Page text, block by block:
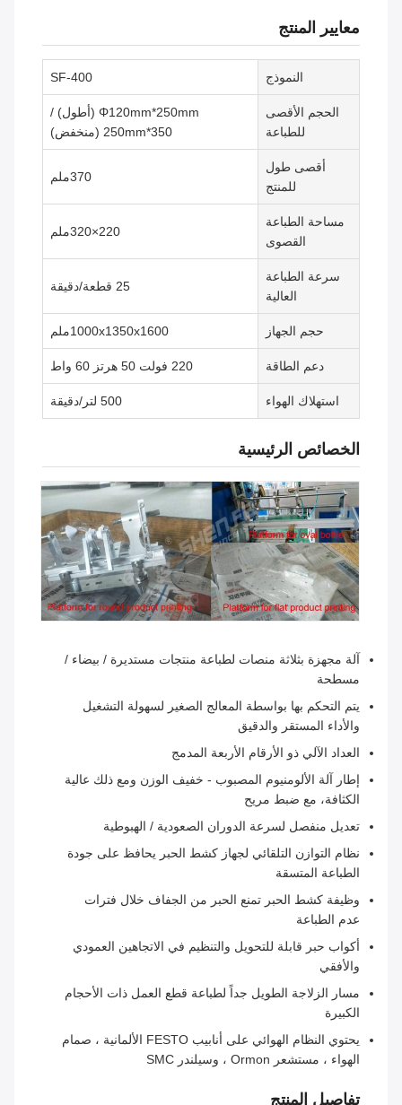
معايير المنتج
النموذج SF-400
الحجم الأقصى
للطباعة
Φ120mm*250mm (أطول) /
350*250mm (منخفض)
أقصى طول
للمنتج
370ملم
مساحة الطباعة
القصوى
220×320ملم
سرعة الطباعة
العالية
25 قطعة/دقيقة
حجم الجهاز 1000x1350x1600ملم
دعم الطاقة 220 فولت 50 هرتز 60 واط
استهلاك الهواء 500 لتر/دقيقة
الخصائص الرئيسية
آلة مجهزة بثلاثة منصات لطباعة منتجات مستديرة / بيضاء /
مسطحة
يتم التحكم بها بواسطة المعالج الصغير لسهولة التشغيل
والأداء المستقر والدقيق
العداد الآلي ذو الأرقام الأربعة المدمج
إطار آلة الألومنيوم المصبوب - خفيف الوزن ومع ذلك عالية
الكثافة، مع ضبط مريح
تعديل منفصل لسرعة الدوران الصعودية / الهبوطية
نظام التوازن التلقائي لجهاز كشط الحبر يحافظ على جودة
الطباعة المتسقة
وظيفة كشط الحبر تمنع الحبر من الجفاف خلال فترات
عدم الطباعة
أكواب حبر قابلة للتحويل والتنظيم في الاتجاهين العمودي
والأفقي
مسار الزلاجة الطويل جداً لطباعة قطع العمل ذات الأحجام
الكبيرة
يحتوي النظام الهوائي على أنابيب FESTO الألمانية ، صمام
الهواء ، مستشعر Ormon ، وسيلندر SMC
تفاصيل المنتج